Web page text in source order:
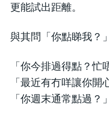
更能試出距離。
與其問「你點睇我？
「你今排過得點？忙
「最近有冇咩讓你開
「你週末通常點過？」